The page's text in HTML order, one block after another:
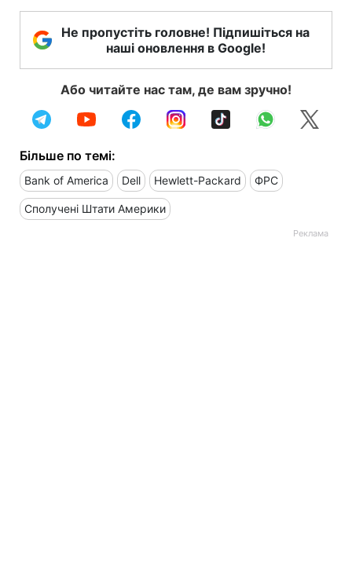
Не пропустіть головне! Підпишіться на
наші оновлення в Google!
Або читайте нас там, де вам зручно!
Більше по темі:
Bank of America Dell Hewlett-Packard ФРС
Сполучені Штати Америки